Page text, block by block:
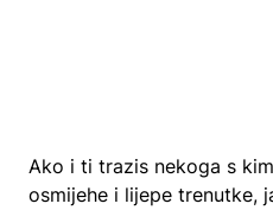
Ako i ti trazis nekoga s
osmijehe i lijepe trenutke,